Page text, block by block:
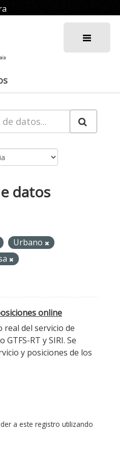
datos
Urbano
online
del servicio de
RT y SIRI. Se
y posiciones de los
a este registro utilizando